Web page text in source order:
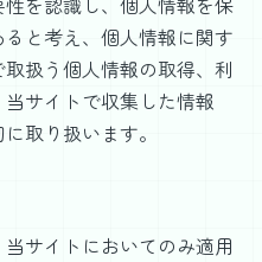
と考え、個人情報に関す
扱う個人情報の取得、利
サイトで収集した情報
取り扱います。
サイトにおいてのみ適用